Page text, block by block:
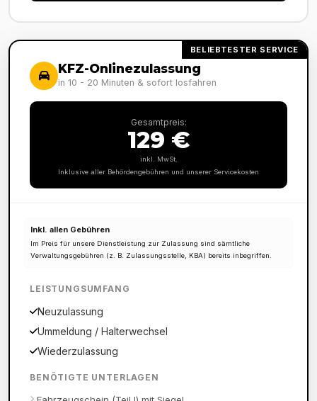
BELIEBTESTER SERVICE
KFZ-Onlinezulassung
in 10 - 20 Minuten & sofort losfahren
Gesamtpreis:
129 €
inkl. MwSt.
Inklusive aller Behördengebühren und unserer Servicekosten
Inkl. allen Gebühren
Im Preis für unsere Dienstleistung zur Zulassung sind sämtliche
Verwaltungsgebühren (z. B. Zulassungsstelle, KBA) bereits inbegriffen.
LEISTUNGSUMFANG
Neuzulassung
Ummeldung / Halterwechsel
Wiederzulassung
BENÖTIGTE UNTERLAGEN